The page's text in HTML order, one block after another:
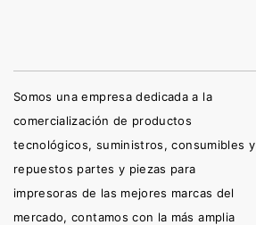
Somos una empresa dedicada a la
comercialización de productos
tecnológicos, suministros, consumibles y
repuestos partes y piezas para
impresoras de las mejores marcas del
mercado, contamos con la más amplia